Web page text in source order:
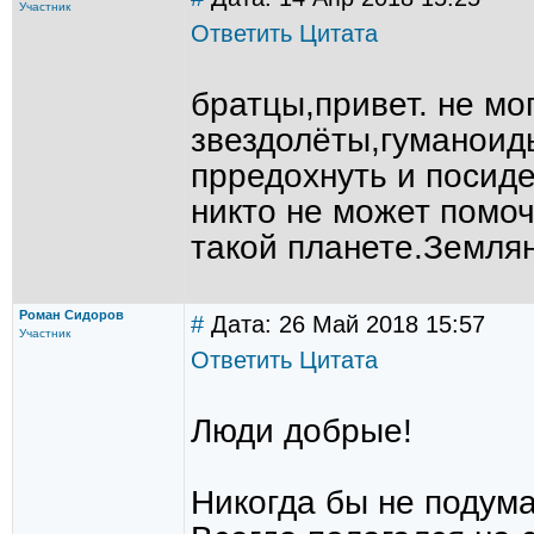
Участник
Ответить Цитата
братцы,привет. не
прредохнуть и
никто не может
такой
Роман Сидоров
Участник # Дата: 26 Май 2018 15:57
Ответить Цитата
Люди добрые!
Никогда бы не